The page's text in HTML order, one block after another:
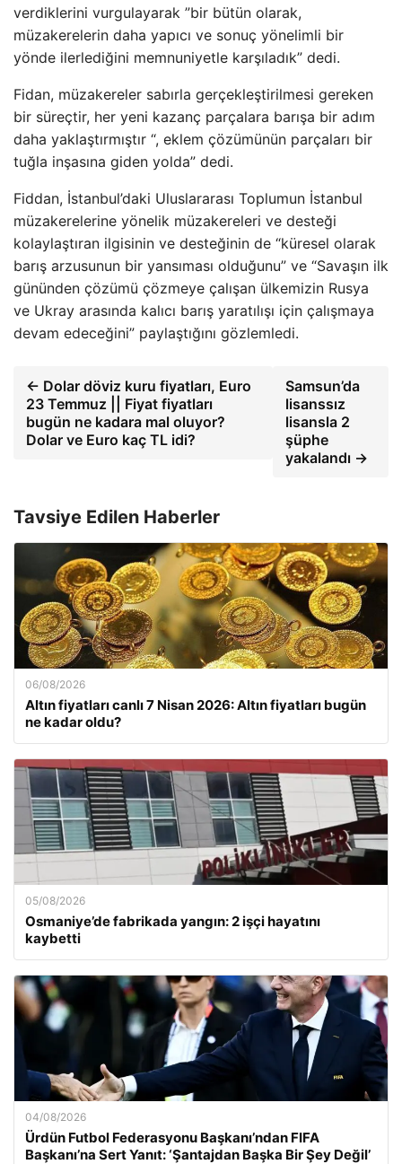
verdiklerini vurgulayarak ”bir bütün olarak,
müzakerelerin daha yapıcı ve sonuç yönelimli bir
yönde ilerlediğini memnuniyetle karşıladık” dedi.
Fidan, müzakereler sabırla gerçekleştirilmesi gereken
bir süreçtir, her yeni kazanç parçalara barışa bir adım
daha yaklaştırmıştır “, eklem çözümünün parçaları bir
tuğla inşasına giden yolda” dedi.
Fiddan, İstanbul’daki Uluslararası Toplumun İstanbul
müzakerelerine yönelik müzakereleri ve desteği
kolaylaştıran ilgisinin ve desteğinin de “küresel olarak
barış arzusunun bir yansıması olduğunu” ve “Savaşın ilk
gününden çözümü çözmeye çalışan ülkemizin Rusya
ve Ukray arasında kalıcı barış yaratılışı için çalışmaya
devam edeceğini” paylaştığını gözlemledi.
← Dolar döviz kuru fiyatları, Euro
23 Temmuz || Fiyat fiyatları
bugün ne kadara mal oluyor?
Dolar ve Euro kaç TL idi?
Samsun’da
lisanssız
lisansla 2
şüphe
yakalandı →
Tavsiye Edilen Haberler
06/08/2026
Altın fiyatları canlı 7 Nisan 2026: Altın fiyatları bugün
ne kadar oldu?
05/08/2026
Osmaniye’de fabrikada yangın: 2 işçi hayatını
kaybetti
04/08/2026
Ürdün Futbol Federasyonu Başkanı’ndan FIFA
Başkanı’na Sert Yanıt: ‘Şantajdan Başka Bir Şey Değil’